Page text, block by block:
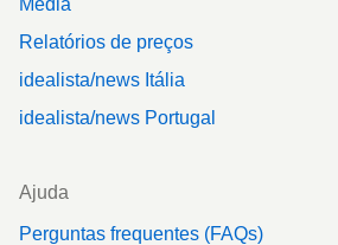
Media
Relatórios de preços
idealista/news Itália
idealista/news Portugal
Ajuda
Perguntas frequentes (FAQs)